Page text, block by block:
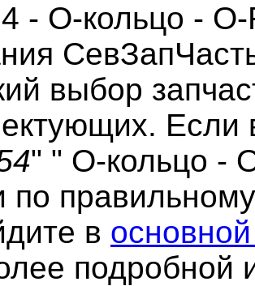
- О-кольцо -
выбор
Если
" " О-кольцо -
по
в
подробной